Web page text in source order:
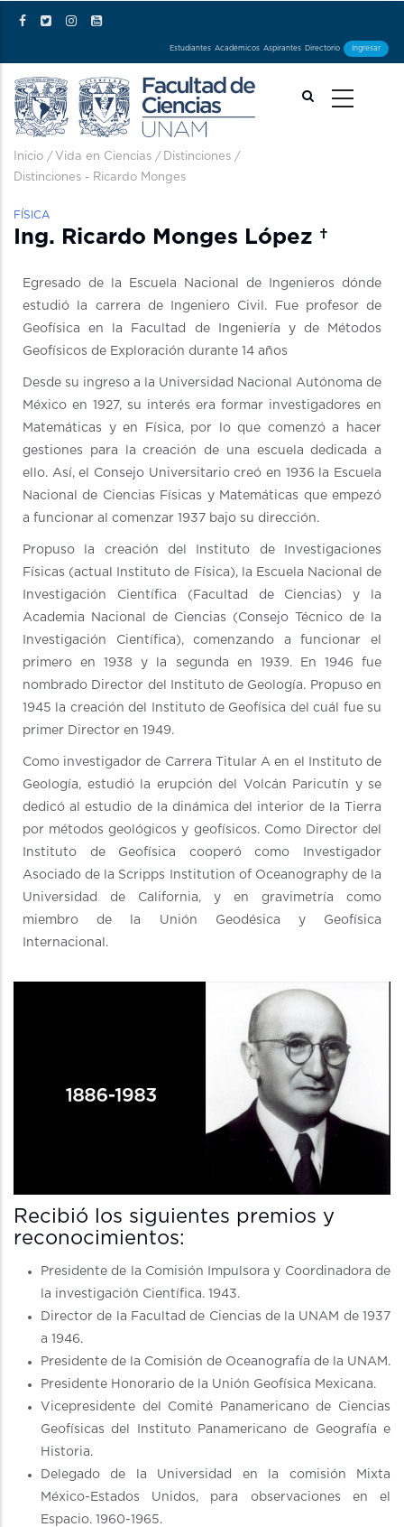
Ingresar
Directorio
Aspirantes
Académicos
Estudiantes
Ruta de navegación
Inicio / Vida en Ciencias / Distinciones /
Distinciones - Ricardo Monges
FÍSICA
Ing. Ricardo Monges López †
Egresado de la Escuela Nacional de Ingenieros dónde
estudió la carrera de Ingeniero Civil. Fue profesor de
Geofísica en la Facultad de Ingeniería y de Métodos
Geofísicos de Exploración durante 14 años
Desde su ingreso a la Universidad Nacional Autónoma de
México en 1927, su interés era formar investigadores en
Matemáticas y en Física, por lo que comenzó a hacer
gestiones para la creación de una escuela dedicada a
ello. Así, el Consejo Universitario creó en 1936 la Escuela
Nacional de Ciencias Físicas y Matemáticas que empezó
a funcionar al comenzar 1937 bajo su dirección.
Propuso la creación del Instituto de Investigaciones
Físicas (actual Instituto de Física), la Escuela Nacional de
Investigación Científica (Facultad de Ciencias) y la
Academia Nacional de Ciencias (Consejo Técnico de la
Investigación Científica), comenzando a funcionar el
primero en 1938 y la segunda en 1939. En 1946 fue
nombrado Director del Instituto de Geología. Propuso en
1945 la creación del Instituto de Geofísica del cuál fue su
primer Director en 1949.
Como investigador de Carrera Titular A en el Instituto de
Geología, estudió la erupción del Volcán Paricutín y se
dedicó al estudio de la dinámica del interior de la Tierra
por métodos geológicos y geofísicos. Como Director del
Instituto de Geofísica cooperó como Investigador
Asociado de la Scripps Institution of Oceanography de la
Universidad de California, y en gravimetría como
miembro de la Unión Geodésica y Geofísica
Internacional.
Recibió los siguientes premios y
reconocimientos:
Presidente de la Comisión Impulsora y Coordinadora de
la investigación Científica. 1943.
Director de la Facultad de Ciencias de la UNAM de 1937
a 1946.
Presidente de la Comisión de Oceanografía de la UNAM.
Presidente Honorario de la Unión Geofísica Mexicana.
Vicepresidente del Comité Panamericano de Ciencias
Geofísicas del Instituto Panamericano de Geografía e
Historia.
Delegado de la Universidad en la comisión Mixta
México-Estados Unidos, para observaciones en el
Espacio. 1960-1965.